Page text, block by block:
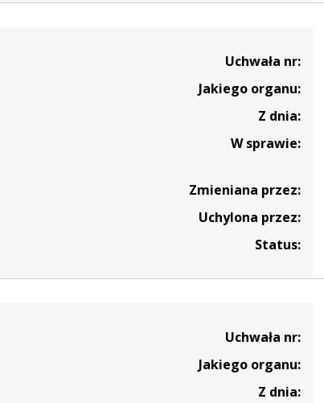
Uchwała nr:
Jakiego organu:
Z dnia:
W sprawie:
Zmieniana przez:
Uchylona przez:
Status:
Uchwała nr:
Jakiego organu:
Z dnia: